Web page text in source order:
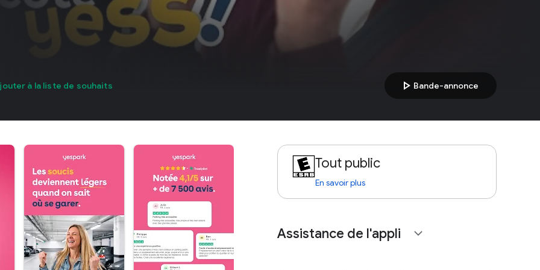
à la liste de souhaits play_arrow Bande-annonce
Tout public
En savoir plus
Assistance de l'appli expand_more